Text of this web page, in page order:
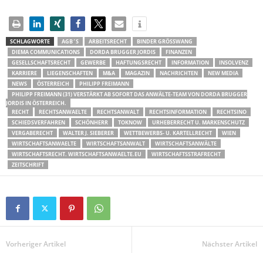
SCHLAGWORTE AGB´S ARBEITSRECHT
BINDER GRÖSSWANG
DIEMA COMMUNICATIONS
DORDA BRUGGER JORDIS
FINANZEN
GESELLSCHAFTSRECHT
GEWERBE HAFTUNGSRECHT INFORMATION
INSOLVENZ
KARRIERE
LIEGENSCHAFTEN M&A MAGAZIN NACHRICHTEN
NEW MEDIA
NEWS
ÖSTERREICH
PHILIPP FREIMANN
PHILIPP FREIMANN (31) VERSTÄRKT AB SOFORT DAS ANWÄLTE-TEAM VON DORDA BRUGGER
JORDIS IN ÖSTERREICH.
RECHT
RECHTSANWAELTE RECHTSANWALT RECHTSINFORMATION
RECHTSINO
SCHIEDSVERFAHREN
SCHÖNHERR TOKNOW
URHEBERRECHT U. MARKENSCHUTZ
VERGABERECHT
WALTER J. SIEBERER WETTBEWERBS- U. KARTELLRECHT
WIEN
WIRTSCHAFTSANWAELTE
WIRTSCHAFTSANWALT
WIRTSCHAFTSANWÄLTE
WIRTSCHAFTSRECHT. WIRTSCHAFTSANWAELTE.EU
WIRTSCHAFTSSTRAFRECHT
ZEITSCHRIFT
Vorheriger Artikel Nächster Artikel